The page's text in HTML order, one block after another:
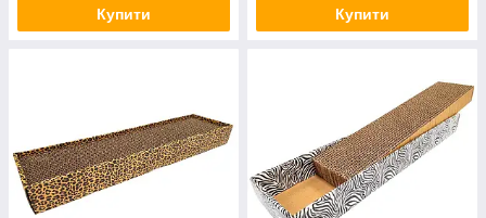
Купити Купити